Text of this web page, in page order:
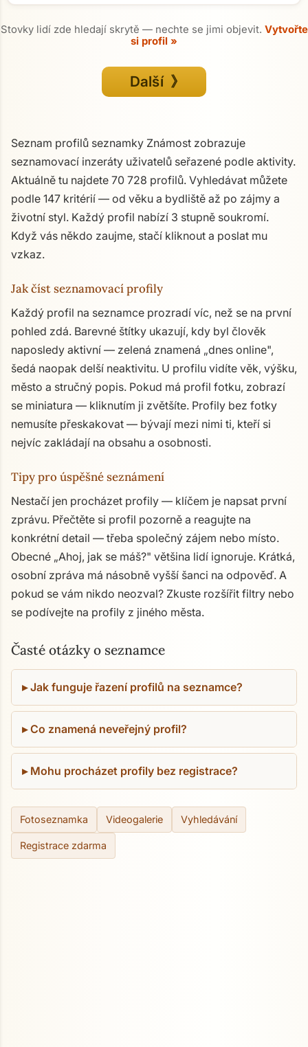
Stovky lidí zde hledají skrytě — nechte se jimi objevit. Vytvořte
si profil »
Další 》
Seznam profilů seznamky Známost zobrazuje
seznamovací inzeráty uživatelů seřazené podle aktivity.
Aktuálně tu najdete 70 728 profilů. Vyhledávat můžete
podle 147 kritérií — od věku a bydliště až po zájmy a
životní styl. Každý profil nabízí 3 stupně soukromí.
Když vás někdo zaujme, stačí kliknout a poslat mu
vzkaz.
Jak číst seznamovací profily
Každý profil na seznamce prozradí víc, než se na první
pohled zdá. Barevné štítky ukazují, kdy byl člověk
naposledy aktivní — zelená znamená „dnes online",
šedá naopak delší neaktivitu. U profilu vidíte věk, výšku,
město a stručný popis. Pokud má profil fotku, zobrazí
se miniatura — kliknutím ji zvětšíte. Profily bez fotky
nemusíte přeskakovat — bývají mezi nimi ti, kteří si
nejvíc zakládají na obsahu a osobnosti.
Tipy pro úspěšné seznámení
Nestačí jen procházet profily — klíčem je napsat první
zprávu. Přečtěte si profil pozorně a reagujte na
konkrétní detail — třeba společný zájem nebo místo.
Obecné „Ahoj, jak se máš?" většina lidí ignoruje. Krátká,
osobní zpráva má násobně vyšší šanci na odpověď. A
pokud se vám nikdo neozval? Zkuste rozšířit filtry nebo
se podívejte na profily z jiného města.
Časté otázky o seznamce
Jak funguje řazení profilů na seznamce?
Co znamená neveřejný profil?
Mohu procházet profily bez registrace?
Fotoseznamka Videogalerie Vyhledávání
Registrace zdarma